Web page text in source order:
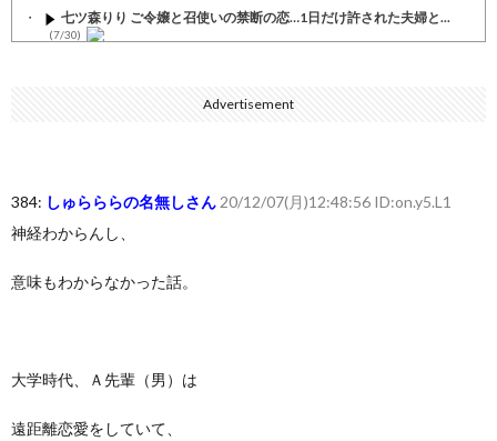
七ツ森りり ご令嬢と召使いの禁断の恋…1日だけ許された夫婦と...
(7/30)
【セール】Apple Apple Watch、iPhoneや... (7/30)
Advertisement
384: しゅらららの名無しさん 20/12/07(月)12:48:56 ID:on.y5.L1
神経わからんし、
意味もわからなかった話。
大学時代、Ａ先輩（男）は
遠距離恋愛をしていて、